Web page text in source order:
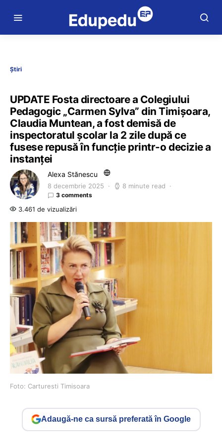
Știri
UPDATE Fosta directoare a Colegiului
Pedagogic „Carmen Sylva” din Timișoara,
Claudia Muntean, a fost demisă de
inspectoratul școlar la 2 zile după ce
fusese repusă în funcție printr-o decizie a
instanței
Alexa Stănescu
8 decembrie 2025 8 minute read
3 comments
3.461 de vizualizări
Foto: Carturesti Timisoara
Adaugă-ne ca sursă preferată în Google